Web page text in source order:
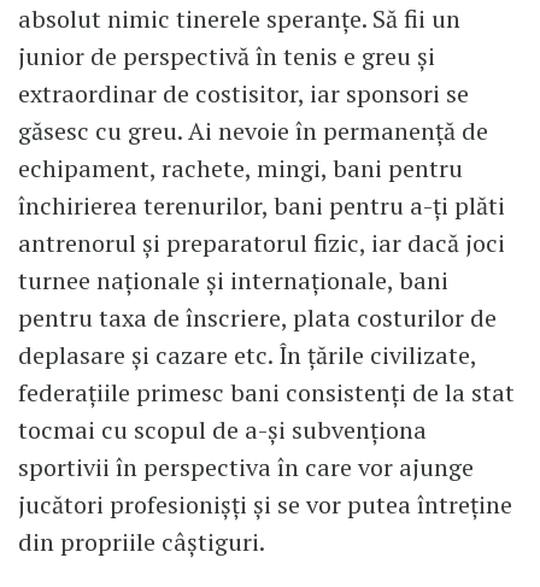
absolut nimic tinerele speranțe. Să fii un
junior de perspectivă în tenis e greu și
extraordinar de costisitor, iar sponsori se
găsesc cu greu. Ai nevoie în permanență de
echipament, rachete, mingi, bani pentru
închirierea terenurilor, bani pentru a-ți plăti
antrenorul și preparatorul fizic, iar dacă joci
turnee naționale și internaționale, bani
pentru taxa de înscriere, plata costurilor de
deplasare și cazare etc. În țările civilizate,
federațiile primesc bani consistenți de la stat
tocmai cu scopul de a-și subvenționa
sportivii în perspectiva în care vor ajunge
jucători profesionișți și se vor putea întreține
din propriile câștiguri.